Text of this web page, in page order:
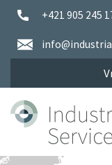
+421 905 245